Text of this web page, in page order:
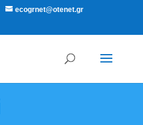
ecogrnet@otenet.gr